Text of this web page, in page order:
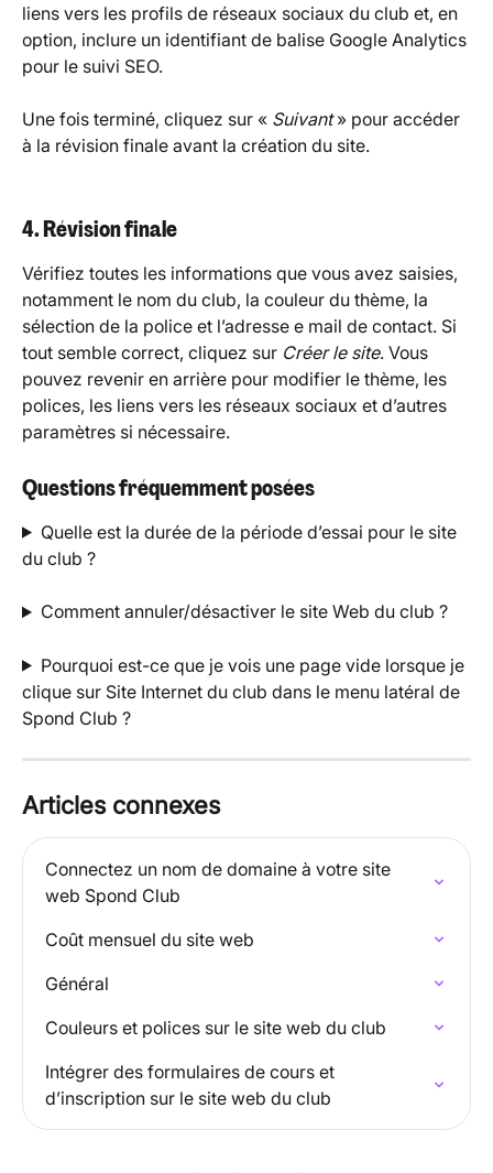
liens vers les profils de réseaux sociaux du club et, en
option, inclure un identifiant de balise Google Analytics
pour le suivi SEO.
Une fois terminé, cliquez sur « Suivant » pour accéder
à la révision finale avant la création du site.
4. Révision finale
Vérifiez toutes les informations que vous avez saisies,
notamment le nom du club, la couleur du thème, la
sélection de la police et l’adresse e mail de contact. Si
tout semble correct, cliquez sur Créer le site. Vous
pouvez revenir en arrière pour modifier le thème, les
polices, les liens vers les réseaux sociaux et d’autres
paramètres si nécessaire.
Questions fréquemment posées
Quelle est la durée de la période d’essai pour le site
du club ?
Comment annuler/désactiver le site Web du club ?
Pourquoi est-ce que je vois une page vide lorsque je
clique sur Site Internet du club dans le menu latéral de
Spond Club ?
Articles connexes
Connectez un nom de domaine à votre site
web Spond Club
Coût mensuel du site web
Général
Couleurs et polices sur le site web du club
Intégrer des formulaires de cours et
d’inscription sur le site web du club